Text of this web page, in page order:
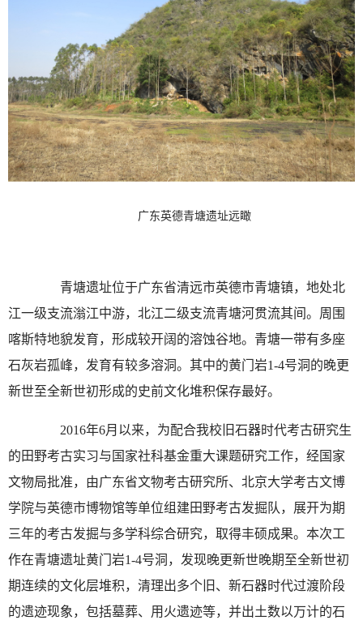
广东英德青塘遗址远瞰
青塘遗址位于广东省清远市英德市青塘镇，地处北
江一级支流滃江中游，北江二级支流青塘河贯流其间。周围
喀斯特地貌发育，形成较开阔的溶蚀谷地。青塘一带有多座
石灰岩孤峰，发育有较多溶洞。其中的黄门岩1-4号洞的晚更
新世至全新世初形成的史前文化堆积保存最好。
2016年6月以来，为配合我校旧石器时代考古研究生
的田野考古实习与国家社科基金重大课题研究工作，经国家
文物局批准，由广东省文物考古研究所、北京大学考古文博
学院与英德市博物馆等单位组建田野考古发掘队，展开为期
三年的考古发掘与多学科综合研究，取得丰硕成果。本次工
作在青塘遗址黄门岩1-4号洞，发现晚更新世晚期至全新世初
期连续的文化层堆积，清理出多个旧、新石器时代过渡阶段
的遗迹现象，包括墓葬、用火遗迹等，并出土数以万计的石